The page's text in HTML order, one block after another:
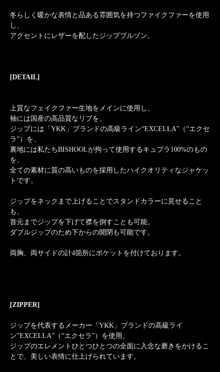
冬らしく暖かな表情と品ある雰囲気を持つファイクファーを使用
し、
アクセントにレザーを配したジップブルゾン。
[DETAIL]
上質なフェイクファー生地をメインに使用し、
袖には国産の高品質なリブを、
ジップには「YKK」ブランドの高級ライン“EXCELLA”（“エクセ
ラ”）を、
裏地には私たちBISHOOLが拘って使用するキュプラ100%のもの
を、
全ての素材に質の高いものを採用したハイクオリティなジャケッ
トです。
ジップをネックまで上げることでスタンドカラーに見せること
も、
首元までジップを下げて襟を倒すことも可能。
ダブルジップのため下からの開閉も可能です。
両胸、両サイドの計4箇所にポケットを付けております。
[ZIPPER]
ジップを代表するメーカー「YKK」ブランドの高級ライ
ン“EXCELLA”（“エクセラ”）を使用。
ジップのエレメントひとつひとつの全面に入念な磨きをかけるこ
とで、美しい表情に仕上げられています。